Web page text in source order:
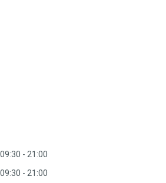
09:30 - 21:00
09:30 - 21:00